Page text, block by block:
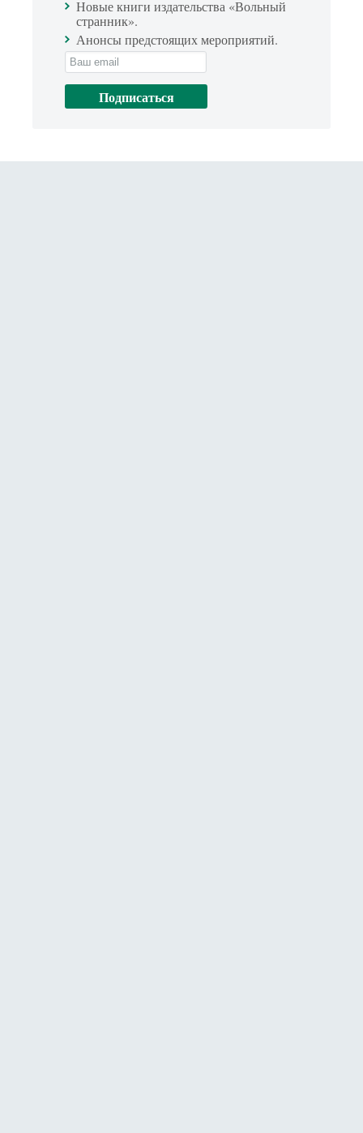
Новые книги издательства «Вольный
странник».
Анонсы предстоящих мероприятий.